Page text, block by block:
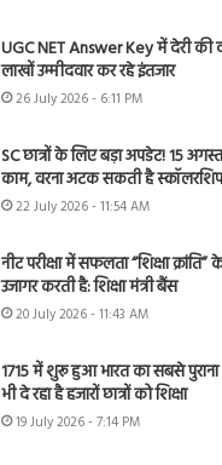
UGC NET Answer Key में देरी की
लाखों उम्मीदवार कर रहे इंतजार
26 July 2026 - 6:11 PM
SC छात्रों के लिए बड़ा अपडेट! 15
काम, वरना अटक सकती है स्कॉलरशिप
22 July 2026 - 11:54 AM
नीट परीक्षा में सफलता “शिक्षा
उजागर करती है: शिक्षा मंत्री बैंस
20 July 2026 - 11:43 AM
1715 में शुरू हुआ भारत का सबसे
भी दे रहा है हजारों छात्रों को शिक्षा
19 July 2026 - 7:14 PM